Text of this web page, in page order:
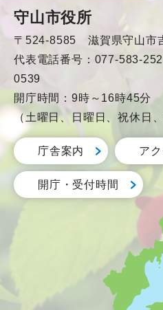
守山市役所
〒524-8585 滋賀県守山市
代表電話番号：077-583-
0539
開庁時間：9時～16時45分
（土曜日、日曜日、祝休日
庁舎案内 ア
開庁・受付時間